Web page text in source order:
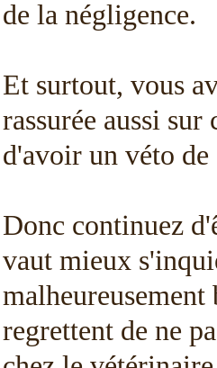
de la négligence.
Et surtout, vous
rassurée aussi
d'avoir un véto
Donc continuez
vaut mieux
malheureusement
regrettent de ne